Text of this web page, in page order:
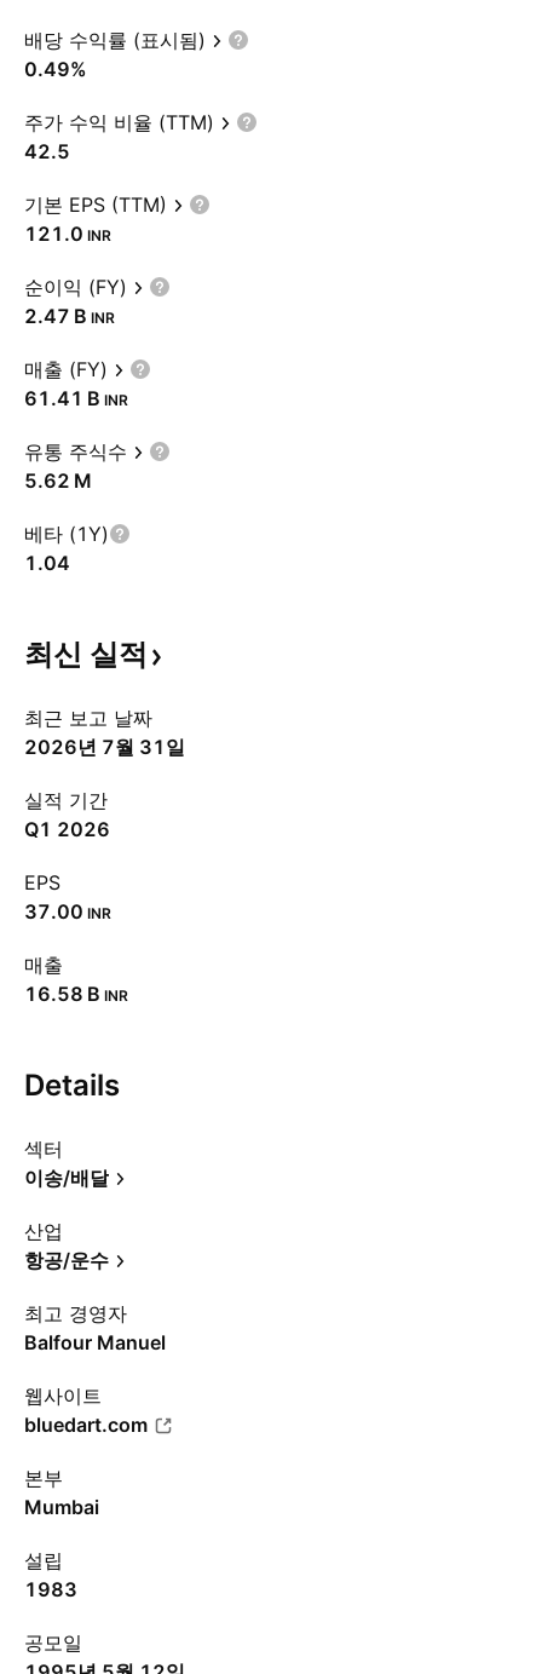
배당 수익률 (표시됨)
0.49%
주가 수익 비율 (TTM)
42.5
기본 EPS (TTM)
121.0 INR
순이익 (FY)
‪2.47 B‬ INR
매출 (FY)
‪61.41 B‬ INR
유통 주식수
‪5.62 M‬
베타 (1Y)
1.04
최신 실적
최근 보고 날짜
2026년 7월 31일
실적 기간
Q1 2026
EPS
37.00 INR
매출
‪16.58 B‬ INR
Details
섹터
이송/배달
산업
항공/운수
최고 경영자
Balfour Manuel
웹사이트
bluedart.com
본부
Mumbai
설립
1983
공모일